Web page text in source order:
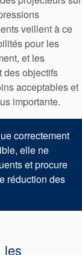
veillent à ce
pour les
et les
des objectifs
acceptables et
importante.
correctement
elle ne
et procure
réduction des
les